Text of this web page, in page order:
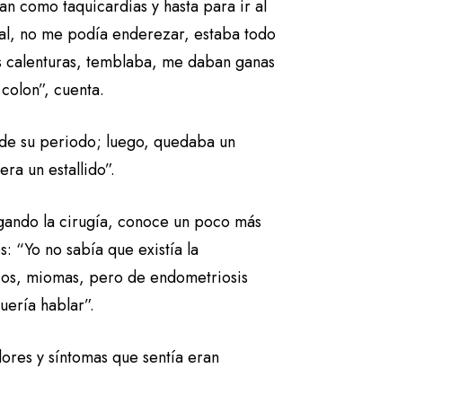
como taquicardias y hasta para ir al
no me podía enderezar, estaba todo
temblaba, me daban ganas
cuenta.
su periodo; luego, quedaba un
un estallido”.
la cirugía, conoce un poco más
“Yo no sabía que existía la
miomas, pero de endometriosis
hablar”.
y síntomas que sentía eran